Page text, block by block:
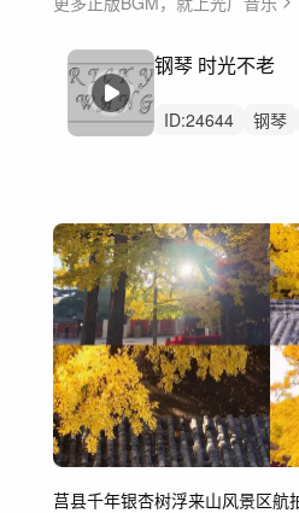
钢琴 时光不老
ID:24644 钢琴
莒县千年银杏树浮来山风景区航